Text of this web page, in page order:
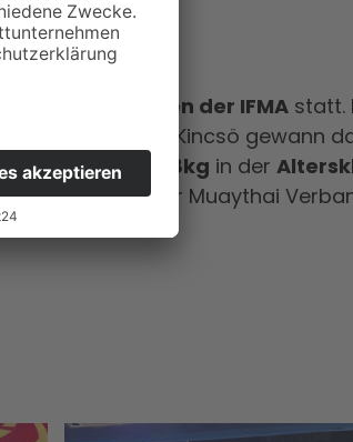
der IFMA statt.
krönen. Kincsö gewann
Muaythai -48kg in der
Amateur Muaythai